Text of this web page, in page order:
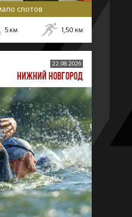
слотов
5 км 1,50 км
22.08.2026
НИЖНИЙ НОВГОРОД